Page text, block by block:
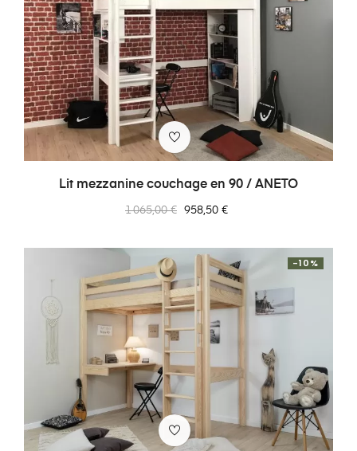
Lit mezzanine couchage en 90 / ANETO
Prix
1 065,00 € Prix
958,50 €
-10%